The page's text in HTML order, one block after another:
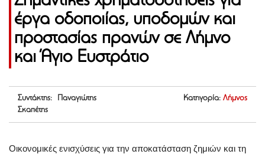
έργα οδοποιίας, υποδομών και
προστασίας πρανών σε Λήμνο
και Άγιο Ευστράτιο
Συντάκτης: Παναγιώτης
Σκαπέτης
Κατηγορία: Λήμνος
Οικονομικές ενισχύσεις για την αποκατάσταση ζημιών και τη